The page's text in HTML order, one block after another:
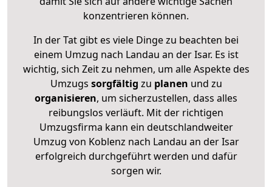
konzentrieren können.
In der Tat gibt es viele Dinge zu beachten bei
einem Umzug nach Landau an der Isar. Es ist
wichtig, sich Zeit zu nehmen, um alle Aspekte des
Umzugs sorgfältig zu planen und zu
organisieren, um sicherzustellen, dass alles
reibungslos verläuft. Mit der richtigen
Umzugsfirma kann ein deutschlandweiter
Umzug von Koblenz nach Landau an der Isar
erfolgreich durchgeführt werden und dafür
sorgen wir.